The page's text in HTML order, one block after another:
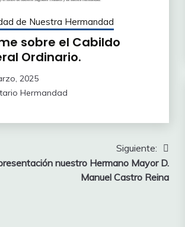
de Nuestra Hermandad
sobre el Cabildo
Ordinario.
2025
Hermandad
Siguiente:
nuestro Hermano Mayor D.
Manuel Castro Reina